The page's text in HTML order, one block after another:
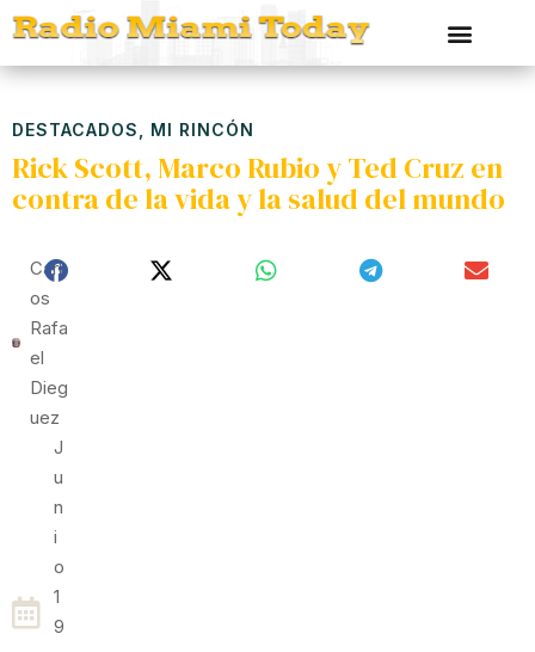
DESTACADOS MI RINCÓN
Rick Scott, Marco Rubio y Ted Cruz en
contra de la vida y la salud del mundo
Carl
Os
Rafa
El
Dieg
Uez
J
U
N
I
O
1
9